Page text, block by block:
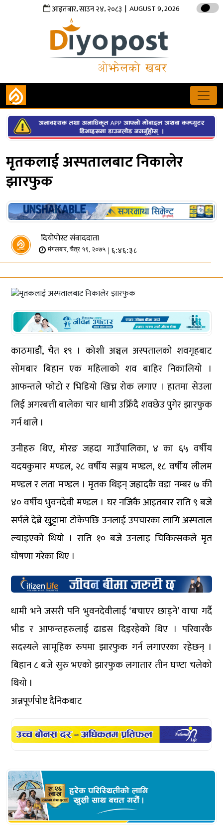
आइतबार,साउन२४,२०८३ | AUGUST 9, 2026
मृतकलाई अस्पतालबाट निकालेर
झारफुक
दियोपोस्ट संवाददाता
मंगलबार, चैत्र १९, २०७५ | ६:४६:३८
काठमाडौं, चैत १९ । कोशी अञ्चल अस्पतालको शवगृहबाट
सोमबार बिहान एक महिलाको शव बाहिर निकालियो ।
आफन्तले फोटो र भिडियो खिच्न रोक लगाए । हातमा सेउला
लिई अगरबत्ती बालेका चार धामी उफ्रिँदै शवछेउ पुगेर झारफुक
गर्न थाले ।
उनीहरु थिए, मोरङ जहदा गाउँपालिका, ४ का ६५ वर्षीय
यदयकुमार मण्डल, २८ वर्षीय सञ्जय मण्डल, १८ वर्षीय लीलम
मण्डल र लता मण्डल । मृतक थिइन् जहादकै वडा नम्बर ७ की
४० वर्षीय भुवनदेवी मण्डल । घर नजिकै आइतबार राति ९ बजे
सर्पले देब्रे खु्ट्टामा टोकेपछि उनलाई उपचारका लागि अस्पताल
ल्याइएको थियो । राति १० बजे उनलाइ चिकित्सकले मृत
घोषणा गरेका थिए ।
धामी भने जसरी पनि भुवनदेवीलाई ‘बचाएर छाड्ने’ वाचा गर्दै
भीड र आफन्तहरुलाई ढाडस दिइरहेको थिए । परिवारकै
सदस्यले सामूहिक रुपमा झारफुक गर्न लगाएरका रहेछन् ।
बिहान ८ बजे सुरु भएको झारफुक लगातार तीन घण्टा चलेको
थियो ।
अन्नपूर्णपोष्ट दैनिकबाट